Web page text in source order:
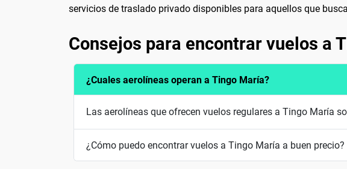
servicios de traslado privado disponibles para aquellos que
Consejos para encontrar vuelos a
¿Cuales aerolíneas operan a Tingo María?
Las aerolíneas que ofrecen vuelos regulares a Tingo María
¿Cómo puedo encontrar vuelos a Tingo María a buen precio?